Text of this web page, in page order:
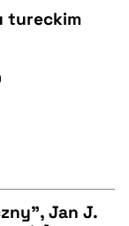
tureckim
Jan J.